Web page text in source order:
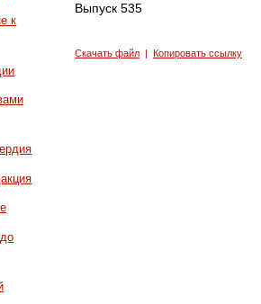
к
Выпуск 535
Скачать файл |Копировать ссылку